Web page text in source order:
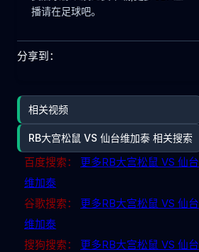
播请在足球吧。
分享到：
相关视频
RB大宫松鼠 VS 仙台维加泰 相关搜索
百度搜索：
更多RB大宫松鼠 VS 仙台
维加泰
谷歌搜索：
更多RB大宫松鼠 VS 仙台
维加泰
搜狗搜索：
更多RB大宫松鼠 VS 仙台